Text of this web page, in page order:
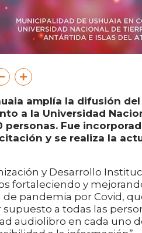
amplía la difusión
a la Universidad
personas. Fue
y se realiza la
y Desarrollo
fortaleciendo y
de pandemia por Covid,
supuesto a todas las
audiolibro en cada uno